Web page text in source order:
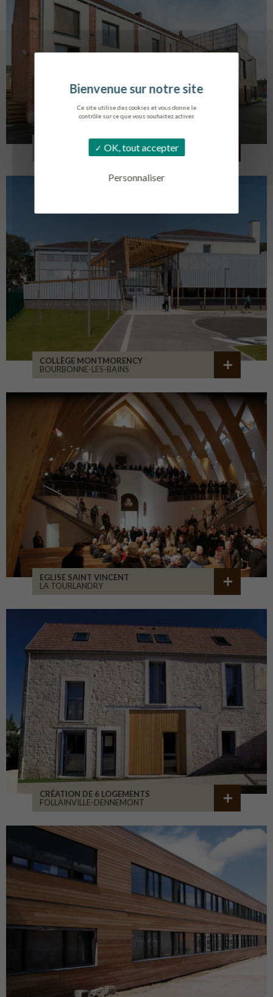
Ce site utilise des cookies et vous donne le
contrôle sur ce que vous souhaitez activer.
OK, tout accepter
Personnaliser
LOG. JEUNES TRAVAILLEURS
COLLÈGE MONTMORENCY
BOURBONNE-LES-BAINS
EGLISE SAINT VINCENT
LA TOURLANDRY
CRÉATION DE 6 LOGEMENTS
FOLLAINVILLE-DENNEMONT